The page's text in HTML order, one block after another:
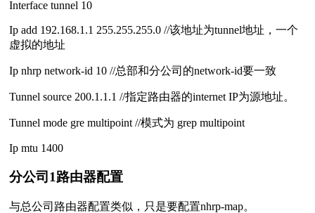
Interface tunnel 10
Ip add 192.168.1.1 255.255.255.0 //该地址为tunnel地址，一个
虚拟的地址
Ip nhrp network-id 10 //总部和分公司的network-id要一致
Tunnel source 200.1.1.1 //指定路由器的internet IP为源地址。
Tunnel mode gre multipoint //模式为 grep multipoint
Ip mtu 1400
分公司1路由器配置
与总公司路由器配置类似，只是要配置nhrp-map。